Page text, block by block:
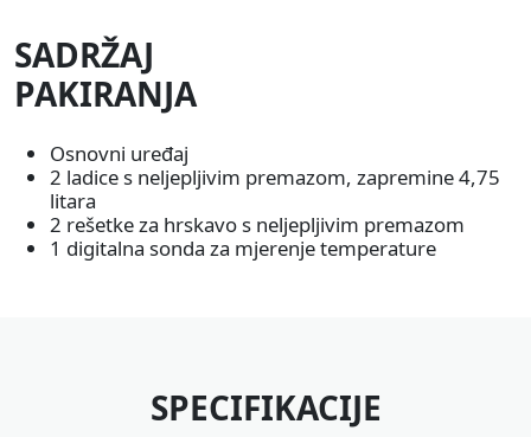
SADRŽAJ
PAKIRANJA
Osnovni uređaj
2 ladice s neljepljivim premazom, zapremine 4,75
litara
2 rešetke za hrskavo s neljepljivim premazom
1 digitalna sonda za mjerenje temperature
SPECIFIKACIJE